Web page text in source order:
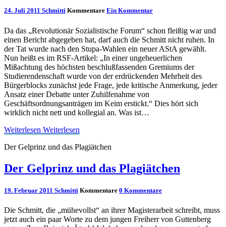
24. Juli 2011 Schmitti Kommentare Ein Kommentar
Da das „Revolutionär Sozialistische Forum“ schon fleißig war und
einen Bericht abgegeben hat, darf auch die Schmitt nicht ruhen. In
der Tat wurde nach den Stupa-Wahlen ein neuer AStA gewählt.
Nun heißt es im RSF-Artikel: „In einer ungeheuerlichen
Mißachtung des höchsten beschlußfassenden Gremiums der
Studierendenschaft wurde von der erdrückenden Mehrheit des
Bürgerblocks zunächst jede Frage, jede kritische Anmerkung, jeder
Ansatz einer Debatte unter Zuhilfenahme von
Geschäftsordnungsanträgen im Keim erstickt.“ Dies hört sich
wirklich nicht nett und kollegial an. Was ist…
Weiterlesen Weiterlesen
Der Gelprinz und das Plagiätchen
Der Gelprinz und das Plagiätchen
19. Februar 2011 Schmitti Kommentare 0 Kommentare
Die Schmitt, die „mühevollst“ an ihrer Magisterarbeit schreibt, muss
jetzt auch ein paar Worte zu dem jungen Freiherr von Guttenberg